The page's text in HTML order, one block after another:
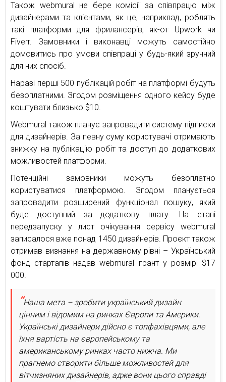
Також webmural не бере комісії за співпрацю між
дизайнерами та клієнтами, як це, наприклад, роблять
такі платформи для фрилансерів, як-от Upwork чи
Fiverr. Замовники і виконавці можуть самостійно
домовитись про умови співпраці у будь-який зручний
для них спосіб.
Наразі перші 500 публікацій робіт на платформі будуть
безоплатними. Згодом розміщення одного кейсу буде
коштувати близько $10.
Webmural також планує запровадити систему підписки
для дизайнерів. За певну суму користувачі отримають
знижку на публікацію робіт та доступ до додаткових
можливостей платформи.
Потенційні замовники можуть безоплатно
користуватися платформою. Згодом планується
запровадити розширений функціонал пошуку, який
буде доступний за додаткову плату. На етапі
передзапуску у лист очікування сервісу webmural
записалося вже понад 1450 дизайнерів. Проєкт також
отримав визнання на державному рівні – Український
фонд стартапів надав webmural грант у розмірі $17
000.
Наша мета – зробити український дизайн
цінним і відомим на ринках Європи та Америки.
Українські дизайнери дійсно є топфахівцями, але
їхня вартість на європейському та
американському ринках часто нижча. Ми
прагнемо створити більше можливостей для
вітчизняних дизайнерів, адже вони цього справді